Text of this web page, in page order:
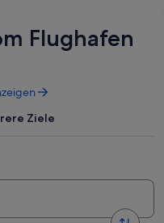
Flughafen
Ziele